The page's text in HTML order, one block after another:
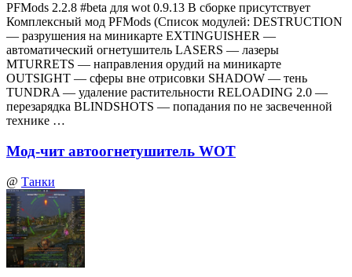
PFMods 2.2.8 #beta для wot 0.9.13 В сборке присутствует
Комплексный мод PFMods (Список модулей: DESTRUCTION
— разрушения на миникарте EXTINGUISHER —
автоматический огнетушитель LASERS — лазеры
MTURRETS — направления орудий на миникарте
OUTSIGHT — сферы вне отрисовки SHADOW — тень
TUNDRA — удаление растительности RELOADING 2.0 —
перезарядка BLINDSHOTS — попадания по не засвеченной
технике …
Мод-чит автоогнетушитель WOT
@ Танки